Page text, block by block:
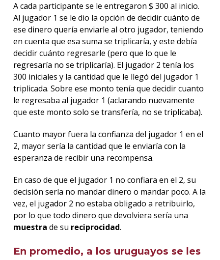
A cada participante se le entregaron $ 300 al inicio.
Al jugador 1 se le dio la opción de decidir cuánto de
ese dinero quería enviarle al otro jugador, teniendo
en cuenta que esa suma se triplicaría, y este debía
decidir cuánto regresarle (pero que lo que le
regresaría no se triplicaría). El jugador 2 tenía los
300 iniciales y la cantidad que le llegó del jugador 1
triplicada. Sobre ese monto tenía que decidir cuanto
le regresaba al jugador 1 (aclarando nuevamente
que este monto solo se transfería, no se triplicaba).
Cuanto mayor fuera la confianza del jugador 1 en el
2, mayor sería la cantidad que le enviaría con la
esperanza de recibir una recompensa.
En caso de que el jugador 1 no confiara en el 2, su
decisión sería no mandar dinero o mandar poco. A la
vez, el jugador 2 no estaba obligado a retribuirlo,
por lo que todo dinero que devolviera sería una
muestra de su reciprocidad.
En promedio, a los uruguayos se les